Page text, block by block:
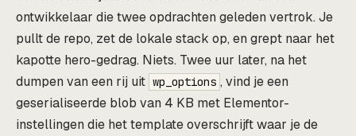
ontwikkelaar die twee opdrachten geleden vertrok. Je
pullt de repo, zet de lokale stack op, en grept naar het
kapotte hero-gedrag. Niets. Twee uur later, na het
dumpen van een rij uit wp_options , vind je een
geserialiseerde blob van 4 KB met Elementor-
instellingen die het template overschrijft waar je de